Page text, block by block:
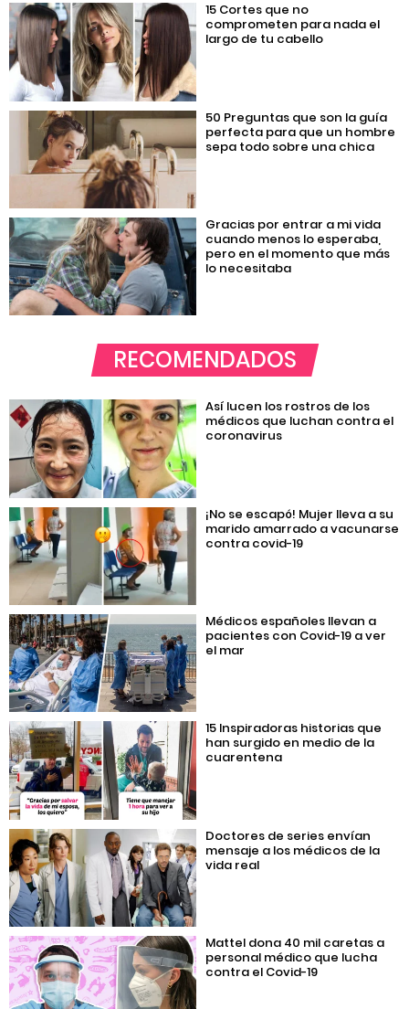
15 Cortes que no
comprometen para nada el
largo de tu cabello
50 Preguntas que son la guía
perfecta para que un hombre
sepa todo sobre una chica
Gracias por entrar a mi vida
cuando menos lo esperaba,
pero en el momento que más
lo necesitaba
RECOMENDADOS
Así lucen los rostros de los
médicos que luchan contra el
coronavirus
¡No se escapó! Mujer lleva a su
marido amarrado a vacunarse
contra covid-19
Médicos españoles llevan a
pacientes con Covid-19 a ver
el mar
15 Inspiradoras historias que
han surgido en medio de la
cuarentena
Doctores de series envían
mensaje a los médicos de la
vida real
Mattel dona 40 mil caretas a
personal médico que lucha
contra el Covid-19